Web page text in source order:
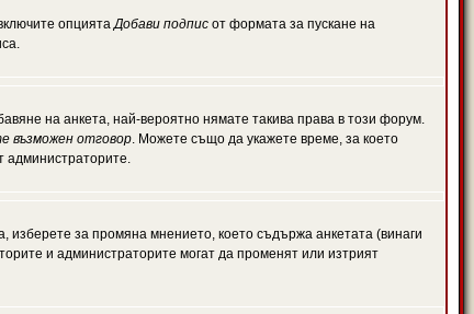
опциятаДобави подпис от формата за пускане на
на анкета, най-вероятно нямате такива права в този форум.
възможен отговор. Можете също да укажете време, за което
администраторите.
за промяна мнението, което съдържа анкетата (винаги
и администраторите могат да променят или изтрият